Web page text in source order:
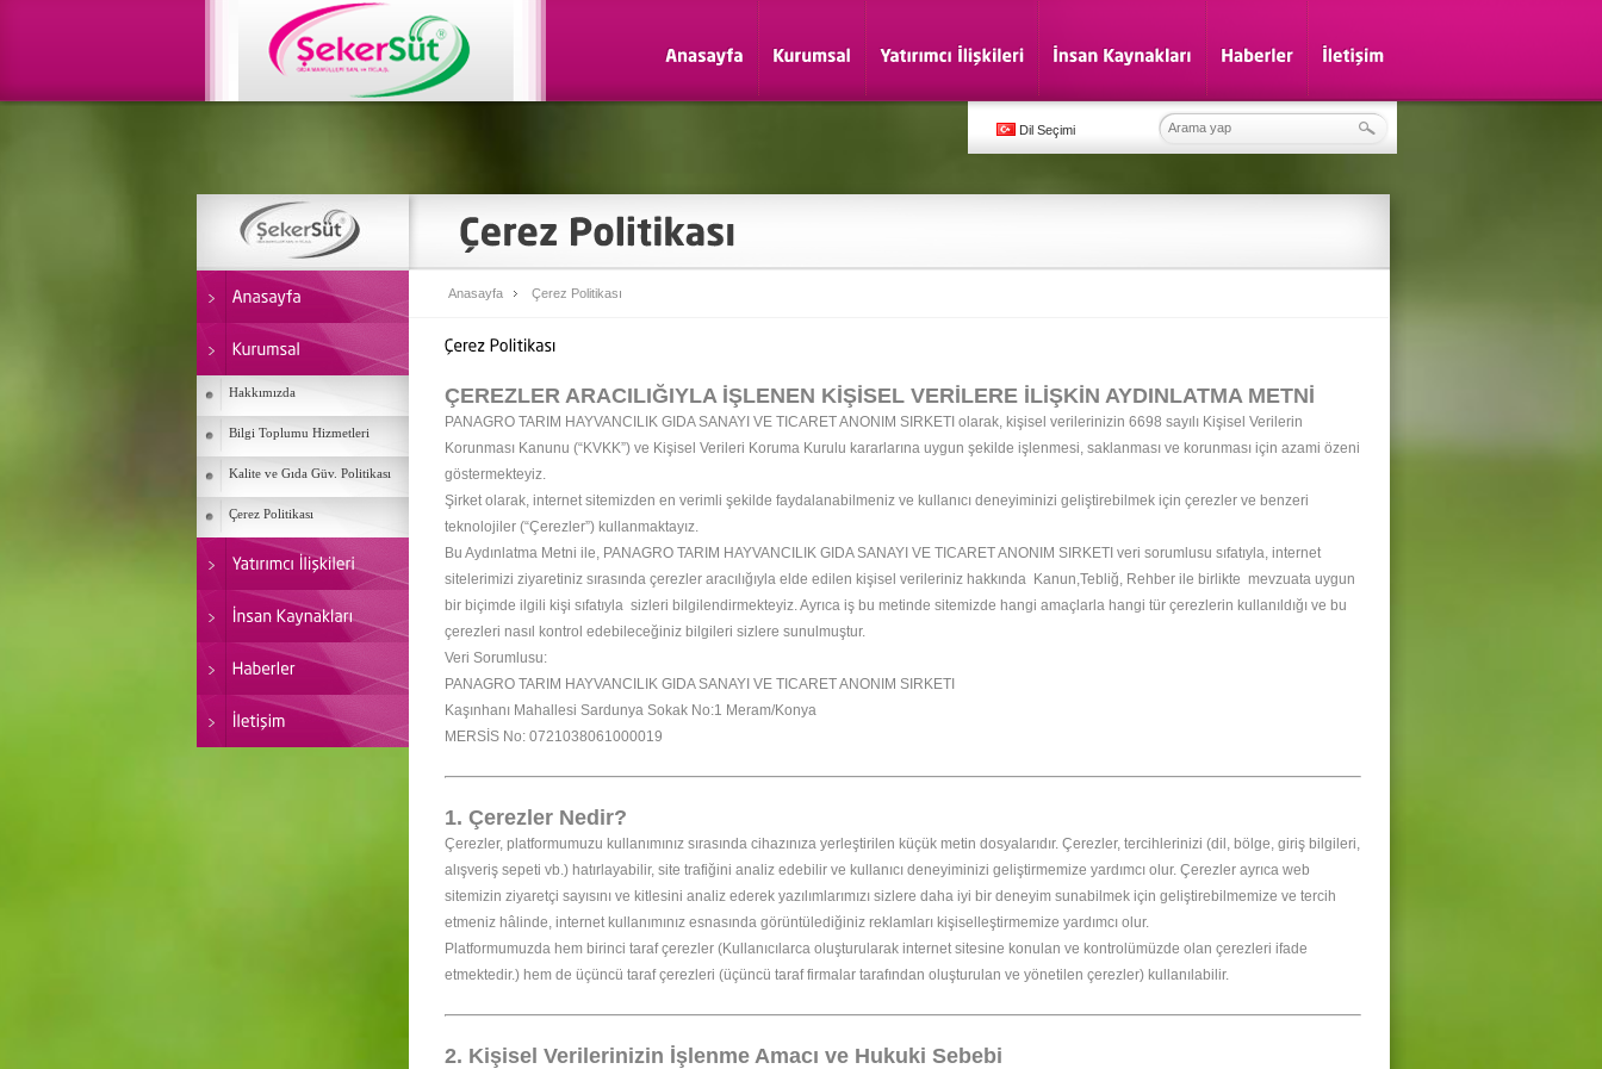
Dil Seçimi
Hakkımızda
Bilgi Toplumu Hizmetleri
Kalite ve Gıda Güv. Politikası
Çerez Politikası
Anasayfa Çerez Politikası
ÇEREZLER ARACILIĞIYLA İŞLENEN KİŞİSEL VERİLERE İLİŞKİN AYDINLATMA METNİ
PANAGRO TARIM HAYVANCILIK GIDA SANAYI VE TICARET ANONIM SIRKETI olarak, kişisel verilerinizin 6698 sayılı Kişisel Verilerin
Korunması Kanunu (“KVKK”) ve Kişisel Verileri Koruma Kurulu kararlarına uygun şekilde işlenmesi, saklanması ve korunması için azami özeni
göstermekteyiz.
Şirket olarak, internet sitemizden en verimli şekilde faydalanabilmeniz ve kullanıcı deneyiminizi geliştirebilmek için çerezler ve benzeri
teknolojiler (“Çerezler”) kullanmaktayız.
Bu Aydınlatma Metni ile, PANAGRO TARIM HAYVANCILIK GIDA SANAYI VE TICARET ANONIM SIRKETI veri sorumlusu sıfatıyla, internet
sitelerimizi ziyaretiniz sırasında çerezler aracılığıyla elde edilen kişisel verileriniz hakkında Kanun,Tebliğ, Rehber ile birlikte mevzuata uygun
bir biçimde ilgili kişi sıfatıyla sizleri bilgilendirmekteyiz. Ayrıca iş bu metinde sitemizde hangi amaçlarla hangi tür çerezlerin kullanıldığı ve bu
çerezleri nasıl kontrol edebileceğiniz bilgileri sizlere sunulmuştur.
Veri Sorumlusu:
PANAGRO TARIM HAYVANCILIK GIDA SANAYI VE TICARET ANONIM SIRKETI
Kaşınhanı Mahallesi Sardunya Sokak No:1 Meram/Konya
MERSİS No: 0721038061000019
1. Çerezler Nedir?
Çerezler, platformumuzu kullanımınız sırasında cihazınıza yerleştirilen küçük metin dosyalarıdır. Çerezler, tercihlerinizi (dil, bölge, giriş bilgileri,
alışveriş sepeti vb.) hatırlayabilir, site trafiğini analiz edebilir ve kullanıcı deneyiminizi geliştirmemize yardımcı olur. Çerezler ayrıca web
sitemizin ziyaretçi sayısını ve kitlesini analiz ederek yazılımlarımızı sizlere daha iyi bir deneyim sunabilmek için geliştirebilmemize ve tercih
etmeniz hâlinde, internet kullanımınız esnasında görüntülediğiniz reklamları kişiselleştirmemize yardımcı olur.
Platformumuzda hem birinci taraf çerezler (Kullanıcılarca oluşturularak internet sitesine konulan ve kontrolümüzde olan çerezleri ifade
etmektedir.) hem de üçüncü taraf çerezleri (üçüncü taraf firmalar tarafından oluşturulan ve yönetilen çerezler) kullanılabilir.
2. Kişisel Verilerinizin İşlenme Amacı ve Hukuki Sebebi